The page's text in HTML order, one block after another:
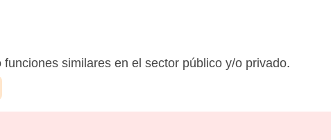
similares en el sector público y/o privado.